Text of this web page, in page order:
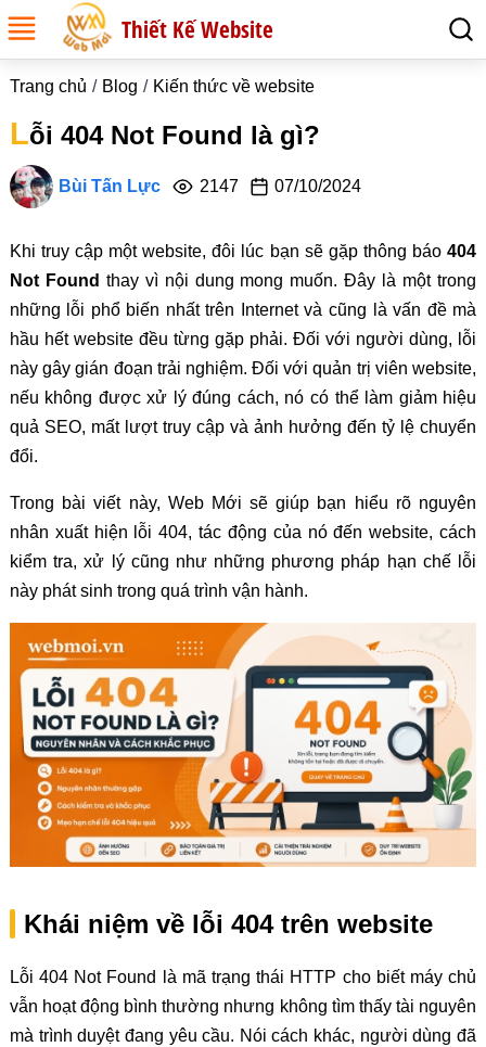
Thiết Kế Website
Trang chủ Blog Kiến thức về website
Lỗi 404 Not Found là gì?
Bùi Tấn Lực 2147 07/10/2024
Khi truy cập một website, đôi lúc bạn sẽ gặp thông báo404
Not Found thay vì nội dung mong muốn. Đây là một trong
những lỗi phổ biến nhất trên Internet và cũng là vấn đề mà
hầu hết website đều từng gặp phải. Đối với người dùng, lỗi
này gây gián đoạn trải nghiệm. Đối với quản trị viên website,
nếu không được xử lý đúng cách, nó có thể làm giảm hiệu
quả SEO, mất lượt truy cập và ảnh hưởng đến tỷ lệ chuyển
đổi.
Trong bài viết này, Web Mới sẽ giúp bạn hiểu rõ nguyên
nhân xuất hiện lỗi 404, tác động của nó đến website, cách
kiểm tra, xử lý cũng như những phương pháp hạn chế lỗi
này phát sinh trong quá trình vận hành.
Khái niệm về lỗi 404 trên website
Lỗi 404 Not Found là mã trạng thái HTTP cho biết máy chủ
vẫn hoạt động bình thường nhưng không tìm thấy tài nguyên
mà trình duyệt đang yêu cầu. Nói cách khác, người dùng đã